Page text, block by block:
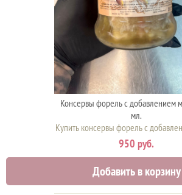
Консервы форель с добавлением
мл.
Купить консервы форель с
950 руб.
Добавить в корзину